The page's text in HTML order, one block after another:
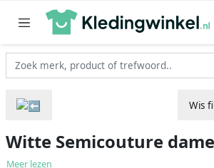
Wis
Witte Semicouture
Meer lezen